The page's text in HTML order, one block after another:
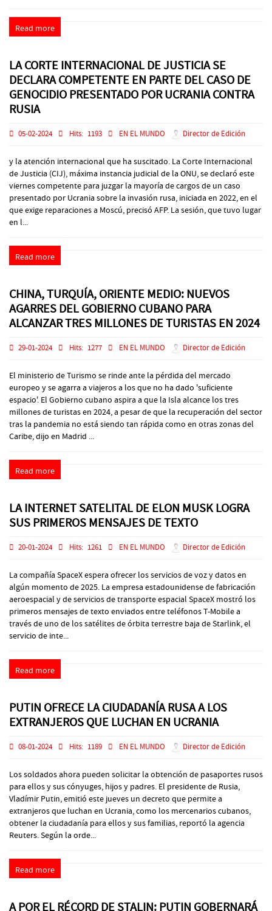
Read more
LA CORTE INTERNACIONAL DE JUSTICIA SE
DECLARA COMPETENTE EN PARTE DEL CASO DE
GENOCIDIO PRESENTADO POR UCRANIA CONTRA
RUSIA
05-02-2024 Hits: 1193 EN EL MUNDO Director de Edición
y la atención internacional que ha suscitado. La Corte Internacional
de Justicia (CIJ), máxima instancia judicial de la ONU, se declaró este
viernes competente para juzgar la mayoría de cargos de un caso
presentado por Ucrania sobre la invasión rusa, iniciada en 2022, en el
que exige reparaciones a Moscú, precisó AFP. La sesión, que tuvo lugar
en l...
Read more
CHINA, TURQUÍA, ORIENTE MEDIO: NUEVOS
AGARRES DEL GOBIERNO CUBANO PARA
ALCANZAR TRES MILLONES DE TURISTAS EN 2024
29-01-2024 Hits: 1277 EN EL MUNDO Director de Edición
El ministerio de Turismo se rinde ante la pérdida del mercado
europeo y se agarra a viajeros a los que no ha dado 'suficiente
espacio'. El Gobierno cubano aspira a que la Isla alcance los tres
millones de turistas en 2024, a pesar de que la recuperación del sector
tras la pandemia no está siendo tan rápida como en otras zonas del
Caribe, dijo en Madrid ...
Read more
LA INTERNET SATELITAL DE ELON MUSK LOGRA
SUS PRIMEROS MENSAJES DE TEXTO
20-01-2024 Hits: 1261 EN EL MUNDO Director de Edición
La compañía SpaceX espera ofrecer los servicios de voz y datos en
algún momento de 2025. La empresa estadounidense de fabricación
aeroespacial y de servicios de transporte espacial SpaceX mostró los
primeros mensajes de texto enviados entre teléfonos T-Mobile a
través de uno de los satélites de órbita terrestre baja de Starlink, el
servicio de inte...
Read more
PUTIN OFRECE LA CIUDADANÍA RUSA A LOS
EXTRANJEROS QUE LUCHAN EN UCRANIA
08-01-2024 Hits: 1189 EN EL MUNDO Director de Edición
Los soldados ahora pueden solicitar la obtención de pasaportes rusos
para ellos y sus cónyuges, hijos y padres. El presidente de Rusia,
Vladímir Putin, emitió este jueves un decreto que permite a
extranjeros que luchan en Ucrania, como los mercenarios cubanos,
obtener la ciudadanía para ellos y sus familias, reportó la agencia
Reuters. Según la orde...
Read more
A POR EL RÉCORD DE STALIN: PUTIN GOBERNARÁ